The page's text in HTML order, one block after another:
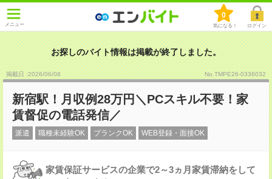
メニュー
0
気になる！ ログイン
お探しのバイト情報は掲載が終了しました。
掲載日 :2026/06/08 No.TMPE26-0336032
新宿駅！月収例28万円＼PCスキル不要！家
賃督促の電話発信／
派遣 職種未経験OK ブランクOK WEB登録・面接OK
家賃保証サービスの企業で2～3ヵ月家賃滞納をして